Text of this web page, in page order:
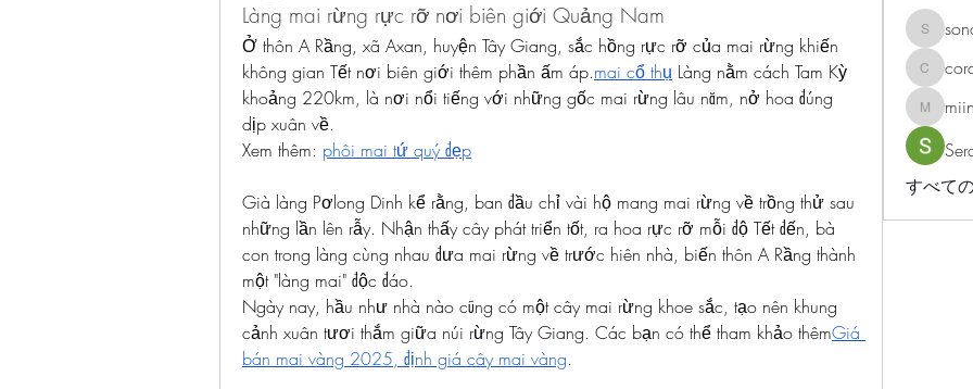
Làng mai rừng rực rỡ nơi biên giới Quảng Nam
Ở thôn A Rầng, xã Axan, huyện Tây Giang, sắc hồng rực rỡ của mai rừng khiến
không gian Tết nơi biên giới thêm phần ấm áp.mai cổ thụ Làng nằm cách Tam Kỳ
khoảng 220km, là nơi nổi tiếng với những gốc mai rừng lâu năm, nở hoa đúng
dịp xuân về.
Xem thêm: phôi mai tứ quý đẹp
Già làng Pơlong Dinh kể rằng, ban đầu chỉ vài hộ mang mai rừng về trồng thử sau
những lần lên rẫy. Nhận thấy cây phát triển tốt, ra hoa rực rỡ mỗi độ Tết đến, bà
con trong làng cùng nhau đưa mai rừng về trước hiên nhà, biến thôn A Rầng thành
một "làng mai" độc đáo.
Ngày nay, hầu như nhà nào cũng có một cây mai rừng khoe sắc, tạo nên khung
cảnh xuân tươi thắm giữa núi rừng Tây Giang. Các bạn có thể tham khảo thêmGiá
bán mai vàng 2025, định giá cây mai vàng.
sonosarc
すべて